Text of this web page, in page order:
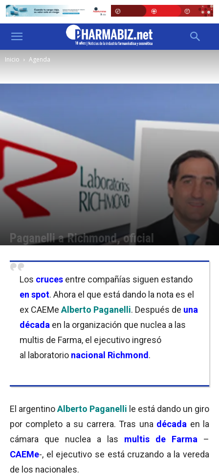
Inicio Agenda
Paganelli a Richmond, oficial
Los cruces entre compañías siguen estando
en spot. Ahora el que está dando la nota es el
ex CAEMe Alberto Paganelli. Después de una
década en la organización que nuclea a las
multis de Farma, el ejecutivo ingresó
al laboratorio nacional Richmond .
El argentinoAlberto Paganelli le está dando un giro
por completo a su carrera. Tras una década en la
cámara que nuclea a las multis de Farma –
CAEMe-, el ejecutivo se está cruzando a la vereda
de los nacionales.